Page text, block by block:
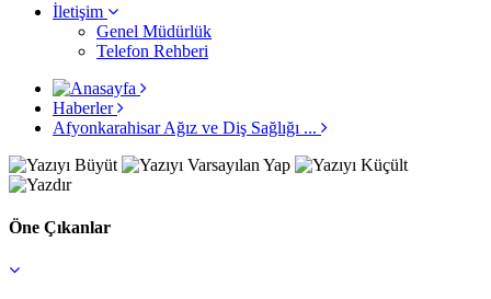
İletişim
Genel Müdürlük
Telefon Rehberi
Haberler
Afyonkarahisar Ağız ve Diş Sağlığı ...
Öne Çıkanlar